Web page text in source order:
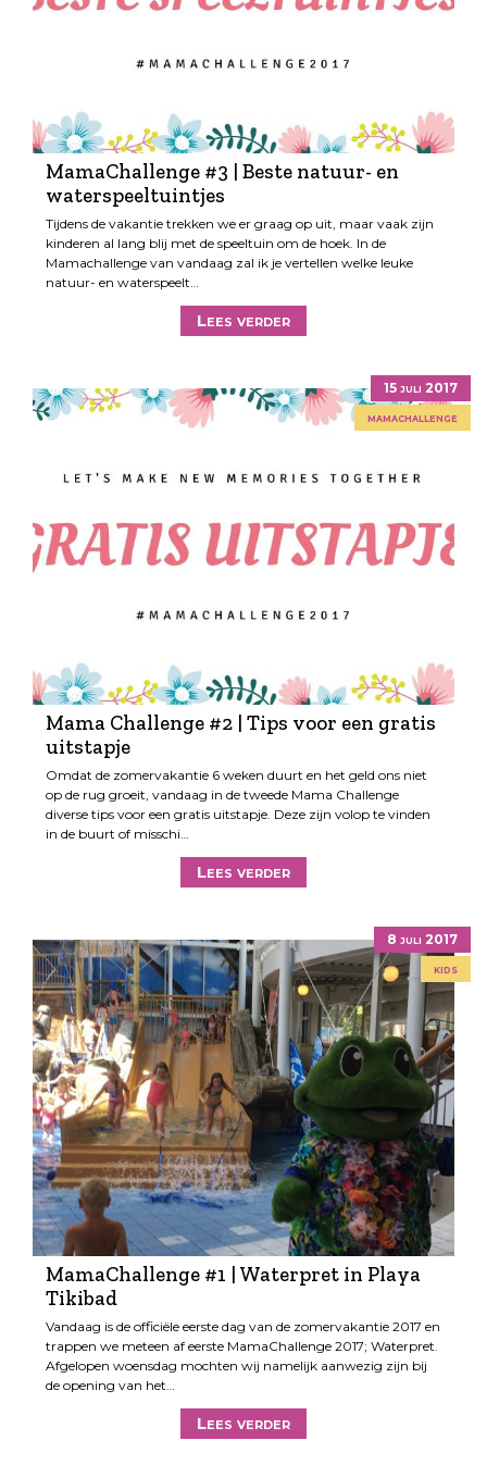
MamaChallenge #3 | Beste natuur- en
waterspeeltuintjes
Tijdens de vakantie trekken we er graag op uit, maar vaak zijn
kinderen al lang blij met de speeltuin om de hoek. In de
Mamachallenge van vandaag zal ik je vertellen welke leuke
natuur- en waterspeelt…
Lees verder
15 juli 2017
mamachallenge
Mama Challenge #2 | Tips voor een gratis
uitstapje
Omdat de zomervakantie 6 weken duurt en het geld ons niet
op de rug groeit, vandaag in de tweede Mama Challenge
diverse tips voor een gratis uitstapje. Deze zijn volop te vinden
in de buurt of misschi…
Lees verder
8 juli 2017
kids
MamaChallenge #1 | Waterpret in Playa
Tikibad
Vandaag is de officiële eerste dag van de zomervakantie 2017 en
trappen we meteen af eerste MamaChallenge 2017; Waterpret.
Afgelopen woensdag mochten wij namelijk aanwezig zijn bij
de opening van het…
Lees verder